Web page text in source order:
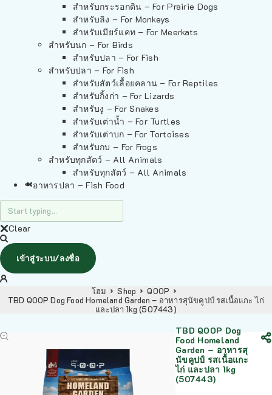
สำหรับกระรอกดิน – For Prairie Dogs
สำหรับลิง – For Monkeys
สำหรับเมียร์แคท – For Meerkats
สำหรับนก – For Birds
สำหรับปลา – For Fish
สำหรับปลา – For Fish
สำหรับสัตว์เลื้อยคลาน – For Reptiles
สำหรับกิ้งก่า – For Lizards
สำหรับงู – For Snakes
สำหรับเต่าน้ำ – For Turtles
สำหรับเต่าบก – For Tortoises
สำหรับกบ – For Frogs
สำหรับทุกสัตว์ – All Animals
สำหรับทุกสัตว์ – All Animals
อาหารปลา – Fish Food
Clear
เข้าสู่ระบบ/ลงชื่อ
โฮม Shop
QOOP
TBD QOOP Dog Food Homeland Garden – อาหารสุนัขคูปป์ รสเนื้อแกะ ไก่
และปลา 1kg (507443)
TBD QOOP Dog
Food Homeland
Garden – อาหารสุ
นัขคูปป์ รสเนื้อแกะ
ไก่ และปลา 1kg
(507443)